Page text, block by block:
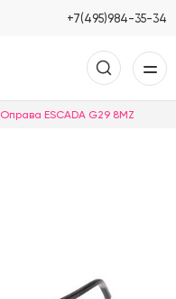
+7(495)984-35-34
Оправа ESCADA G29 8MZ